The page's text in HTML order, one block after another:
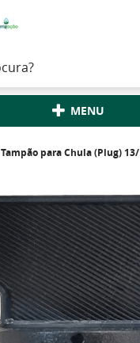
MENU
Tampão para Chula (Plug)